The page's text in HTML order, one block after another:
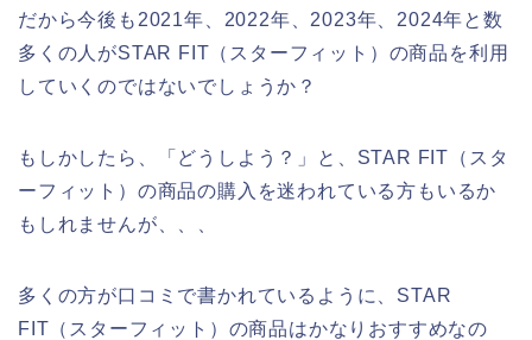
だから今後も2021年、2022年、2023年、2024年と数
多くの人がSTAR FIT（スターフィット）の商品を利用
していくのではないでしょうか？
もしかしたら、「どうしよう？」と、STAR FIT（スタ
ーフィット）の商品の購入を迷われている方もいるか
もしれませんが、、、
多くの方が口コミで書かれているように、STAR
FIT（スターフィット）の商品はかなりおすすめなの